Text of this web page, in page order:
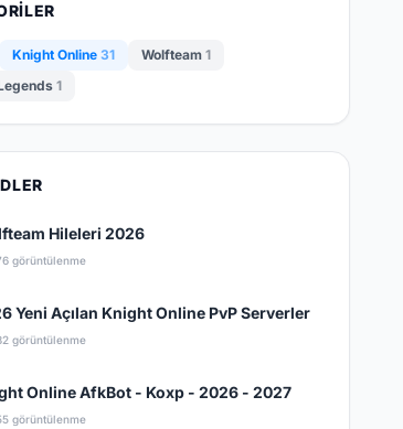
Knight Online31 Wolfteam1
1
Hileleri 2026
görüntülenme
Yeni Açılan Knight Online PvP Serverler
görüntülenme
Online AfkBot - Koxp - 2026 - 2027
görüntülenme